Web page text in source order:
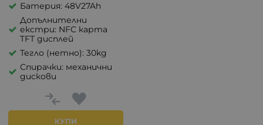
Батерия: 48V27Ah
Допълнителни
екстри: NFC карта
TFT дисплей
Тегло (нетно): 30kg
Спирачки: механични
дискови
КУПИ